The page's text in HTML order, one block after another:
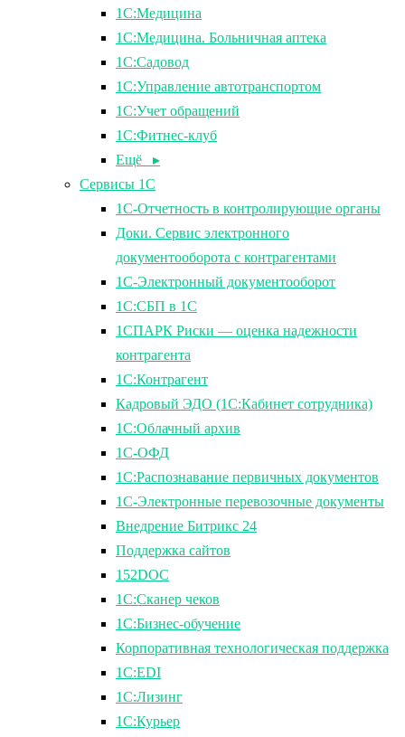
1С:Медицина
1С:Медицина. Больничная аптека
1С:Садовод
1С:Управление автотранспортом
1С:Учет обращений
1С:Фитнес-клуб
Ещё ▸
Сервисы 1С
1С-Отчетность в контролирующие органы
Доки. Сервис электронного
документооборота с контрагентами
1С-Электронный документооборот
1С:СБП в 1С
1СПАРК Риски — оценка надежности
контрагента
1С:Контрагент
Кадровый ЭДО (1С:Кабинет сотрудника)
1С:Облачный архив
1С-ОФД
1С:Распознавание первичных документов
1С-Электронные перевозочные документы
Внедрение Битрикс 24
Поддержка сайтов
152DOC
1С:Сканер чеков
1С:Бизнес-обучение
Корпоративная технологическая поддержка
1С:ЕDI
1С:Лизинг
1С:Курьер